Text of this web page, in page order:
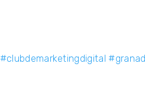
#clubdemarketingdigital